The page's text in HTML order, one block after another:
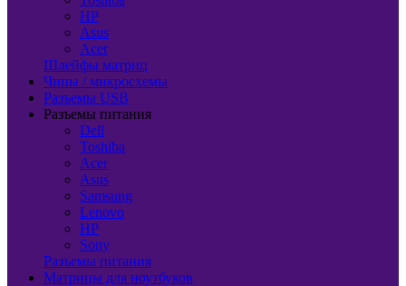
HP
Asus
Acer
Шлейфы матриц
Чипы / микросхемы
Разъемы USB
Разъемы питания
Dell
Toshiba
Acer
Asus
Samsung
Lenovo
HP
Sony
Разъемы питания
Матрицы для ноутбуков